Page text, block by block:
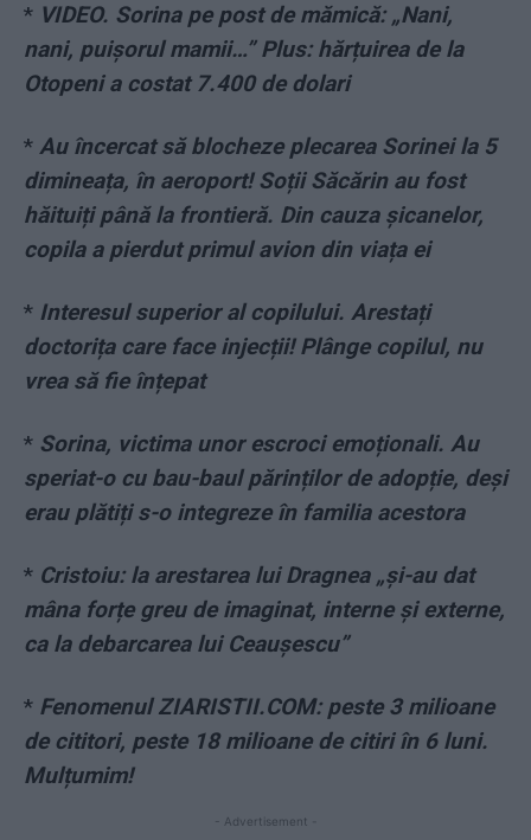
* VIDEO. Sorina pe post de mămică: „Nani,
nani, puișorul mamii…” Plus: hărțuirea de la
Otopeni a costat 7.400 de dolari
* Au încercat să blocheze plecarea Sorinei la 5
dimineața, în aeroport! Soții Săcărin au fost
hăituiți până la frontieră. Din cauza șicanelor,
copila a pierdut primul avion din viața ei
* Interesul superior al copilului. Arestați
doctorița care face injecții! Plânge copilul, nu
vrea să fie înțepat
* Sorina, victima unor escroci emoționali. Au
speriat-o cu bau-baul părinților de adopție, deși
erau plătiți s-o integreze în familia acestora
* Cristoiu: la arestarea lui Dragnea „și-au dat
mâna forțe greu de imaginat, interne și externe,
ca la debarcarea lui Ceaușescu”
* Fenomenul ZIARISTII.COM: peste 3 milioane
de cititori, peste 18 milioane de citiri în 6 luni.
Mulțumim!
- Advertisement -